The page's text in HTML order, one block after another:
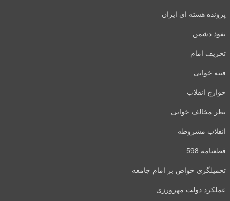
پرونده هسته ای ایران
نفوذ دشمن
تحریف امام
فتنه خوانی
خوارج انقلاب
نظر مخالف خوانی
انقلاب مشروطه
قطعنامه 598
تحمیلگری خواص بر امام جامعه
عملکرد دولت مهرورزی